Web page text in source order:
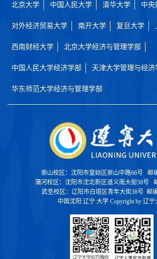
北京大学 中国人民大学 清华大学 中央
对外经济贸易大学 南开大学 复旦大学
西南财经大学 北京大学经济与管理学部
中国人民大学经济学部 天津大学管理与经济
华东师范大学经济与管理学部
崇山校区：沈阳市皇姑区崇山中路66号 邮
蒲河校区：沈阳市沈北新区道义南大街58号
武圣校区：辽阳市白塔区青年大街38号 邮
中国沈阳 辽宁 大学 Copyright by 辽宁